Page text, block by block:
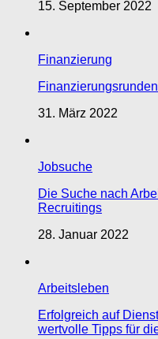
15. September 2022
Finanzierung
31. März 2022
Jobsuche
Die Suche nach
Recruitings
28. Januar 2022
Arbeitsleben
Erfolgreich auf
wertvolle Tipps für